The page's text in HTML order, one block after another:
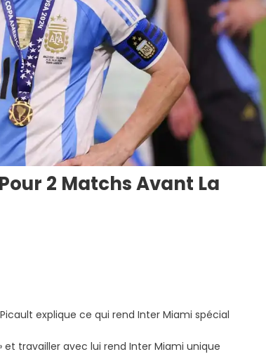
2 Matchs Avant La
explique ce qui rend Inter Miami spécial
et travailler avec lui rend Inter Miami unique